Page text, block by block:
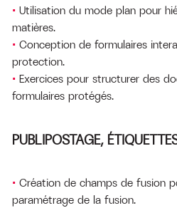
Utilisation du mode plan pour
matières.
Conception de formulaires
protection.
Exercices pour structurer des
formulaires protégés.
PUBLIPOSTAGE,
Création de champs de fusion
paramétrage de la fusion.